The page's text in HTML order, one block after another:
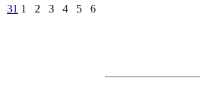
31 1 2 3 4 5 6